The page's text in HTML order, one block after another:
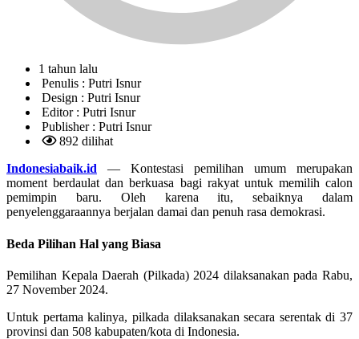
1 tahun lalu
Penulis : Putri Isnur
Design : Putri Isnur
Editor : Putri Isnur
Publisher : Putri Isnur
892 dilihat
Indonesiabaik.id — Kontestasi pemilihan umum merupakan
moment berdaulat dan berkuasa bagi rakyat untuk memilih calon
pemimpin baru. Oleh karena itu, sebaiknya dalam
penyelenggaraannya berjalan damai dan penuh rasa demokrasi.
Beda Pilihan Hal yang Biasa
Pemilihan Kepala Daerah (Pilkada) 2024 dilaksanakan pada Rabu,
27 November 2024.
Untuk pertama kalinya, pilkada dilaksanakan secara serentak di 37
provinsi dan 508 kabupaten/kota di Indonesia.